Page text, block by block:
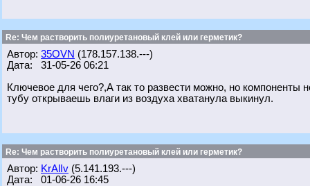
Re: Чем растворить полиуретановый клей или герметик?
Автор: 35OVN (178.157.138.---)
Дата: 31-05-26 06:21
Ключевое для чего?,А так то развести можно, но компоненты
тубу открываешь влаги из воздуха хватанула выкинул.
Re: Чем растворить полиуретановый клей или герметик?
Автор: KrAlIv (5.141.193.---)
Дата: 01-06-26 16:45